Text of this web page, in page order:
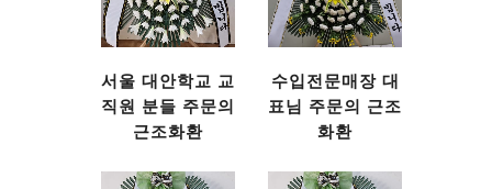
서울 대안학교 교
직원 분들 주문의
근조화환
수입전문매장 대
표님 주문의 근조
화환